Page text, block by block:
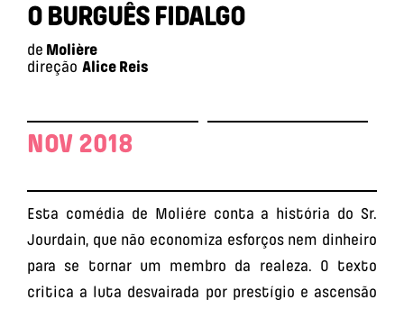
O BURGUÊS FIDALGO
de Molière
direção Alice Reis
NOV 2018
Esta comédia de Moliére conta a história do Sr.
Jourdain, que não economiza esforços nem dinheiro
para se tornar um membro da realeza. 0 texto
critica a luta des­vairada por prestígio e ascensão